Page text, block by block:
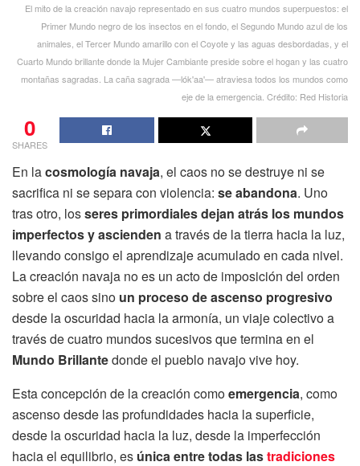
El mito de la creación navajo representado en sus cuatro mundos superpuestos: el
Primer Mundo negro de los insectos en el fondo, el Segundo Mundo azul de los
animales, el Tercer Mundo amarillo con el Coyote y las aguas desbordadas, y el
Cuarto Mundo brillante donde la Mujer Cambiante preside sobre el hogan y las cuatro
montañas sagradas. La caña sagrada —lók'aa'— atraviesa todos los mundos como
eje de la emergencia. Crédito: Red Historia
0
SHARES
En lacosmología navaja, el caos no se destruye ni se
sacrifica ni se separa con violencia: se abandona. Uno
tras otro, losseres primordiales dejan atrás los mundos
imperfectos y ascienden a través de la tierra hacia la luz,
llevando consigo el aprendizaje acumulado en cada nivel.
La creación navaja no es un acto de imposición del orden
sobre el caos sino un proceso de ascenso progresivo
desde la oscuridad hacia la armonía, un viaje colectivo a
través de cuatro mundos sucesivos que termina en el
Mundo Brillantedonde el pueblo navajo vive hoy.
Esta concepción de la creación comoemergencia, como
ascenso desde las profundidades hacia la superficie,
desde la oscuridad hacia la luz, desde la imperfección
hacia el equilibrio, es única entre todas lastradiciones